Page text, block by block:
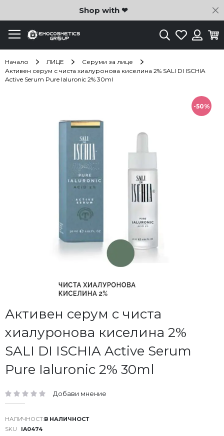
Shop with ❤
ТърсенеЛюбими
Начало ЛИЦЕ
Серуми за лице
Активен серум с чиста хиалуронова киселина 2% SALI DI ISCHIA
Active Serum Pure Ialuronic 2% 30ml
Активен серум с чиста
хиалуронова киселина 2%
SALI DI ISCHIA Active Serum
Pure Ialuronic 2% 30ml
рейтинг: Добави мнение
В НАЛИЧНОСТ
SKU
IA0474
-50%
Преминете
към
началото
на
галерия
снимки